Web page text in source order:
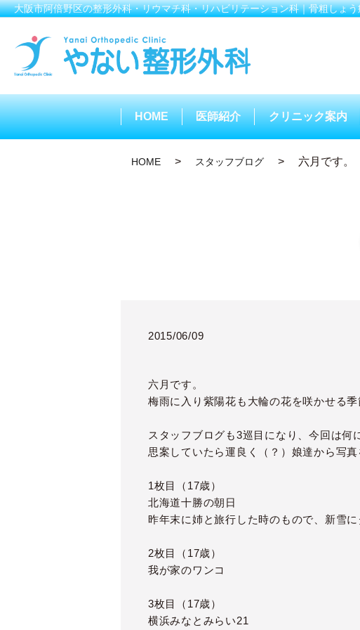
大阪市阿倍野区の整形外科・リウマチ科・リハビリテーション科｜骨粗しょ
HOME 医師紹介 クリニック案内
HOME スタッフブログ 六月です。
2015/06/09
六月です。
梅雨に入り紫陽花も大輪の花を咲かせる季
スタッフブログも3巡目になり、今回は何
思案していたら運良く（？）娘達から写
1枚目（17歳）
北海道十勝の朝日
昨年末に姉と旅行した時のもので、新雪
2枚目（17歳）
我が家のワンコ
3枚目（17歳）
横浜みなとみらい21